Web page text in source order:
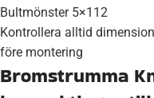
Bultmönster 5×112
Kontrollera alltid
före montering
Bromstrumma